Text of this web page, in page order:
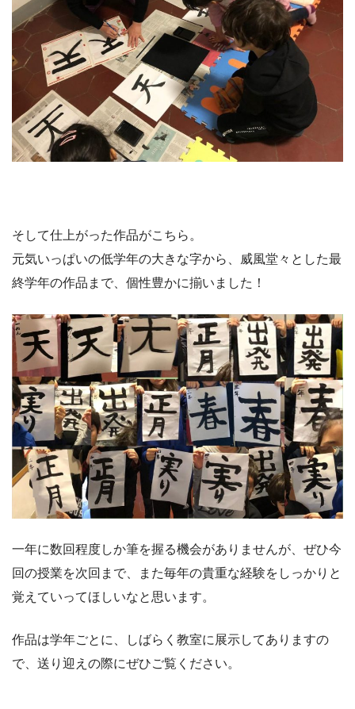
そして仕上がった作品がこちら。
元気いっぱいの低学年の大きな字から、威風堂々とした最
終学年の作品まで、個性豊かに揃いました！
一年に数回程度しか筆を握る機会がありませんが、ぜひ今
回の授業を次回まで、また毎年の貴重な経験をしっかりと
覚えていってほしいなと思います。
作品は学年ごとに、しばらく教室に展示してありますの
で、送り迎えの際にぜひご覧ください。